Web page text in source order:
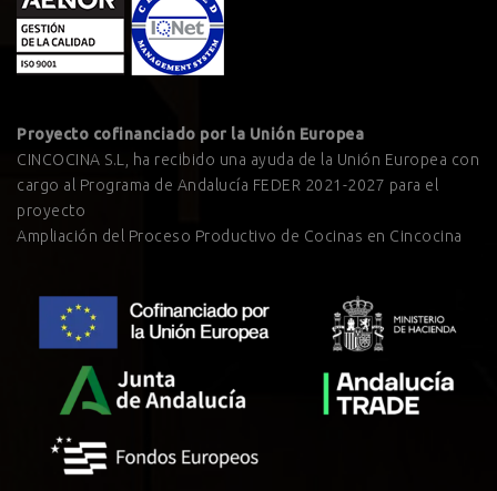
Proyecto cofinanciado por la Unión Europea
CINCOCINA S.L, ha recibido una ayuda de la Unión Europea con
cargo al Programa de Andalucía FEDER 2021-2027 para el
proyecto
Ampliación del Proceso Productivo de Cocinas en Cincocina